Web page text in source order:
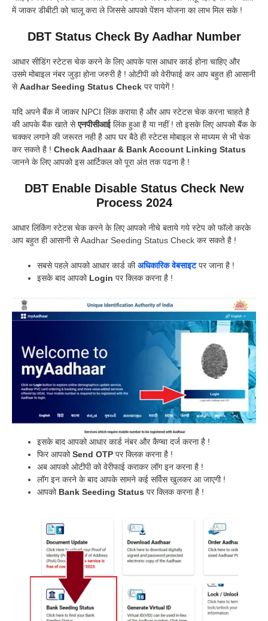
में जाकर डीबीटी को चालू करा ले जिससे आपको पेंशन योजना का लाभ मिल सके !
DBT Status Check By Aadhar Number
आधार सीडिंग स्टेटस चेक करने के लिए आपके पास आधार कार्ड होना चाहिए और
उसमे मोबाइल नंबर जुड़ा होना जरुरी है ! ओटीपी को वेरीफाई कर आप बहुत ही आसानी
सेAadhar Seeding Status Check पर पायेगें !
यदि अपने बैंक में जाकर NPCI लिंक कराया है और आप स्टेटस चेक करना चाहते है
की आपके बैंक खाते सेएनपीसीआईलिंक हुआ है या नहीं ! तो इसके लिए आपको बैंक के
चक्कर लगाने की जरूरत नही है आप घर बैठे ही स्टेटस मोबाइल से माध्यम से भी चेक
कर सकते है ! Check Aadhaar & Bank Account Linking Status
जानने के लिए आपको इस आर्टिकल को पूरा अंत तक पढना है !
DBT Enable Disable Status Check New
Process 2024
आधार लिंकिंग स्टेटस चेक करने के लिए आपको नीचे बताये गये स्टेप को फॉलो करके
आप बहुत ही आसानी से Aadhar Seeding Status Check कर सकते है !
सबसे पहले आपको आधार कार्ड कीअधिकारिक वेबसाइटपर जाना है !
इसके बाद आपको Login पर क्लिक करना है !
इसके बाद आपको आधार कार्ड नंबर और कैप्चा दर्ज करना है !
फिर आपकोSend OTP पर क्लिक करना है !
अब आपको ओटीपी को वेरीफाई कराकर लॉग इन करना है !
लॉग इन करने के बाद आपके सामने कई सर्विस खुलकर आ जाएगी !
आपको Bank Seeding Status पर क्लिक करना है !